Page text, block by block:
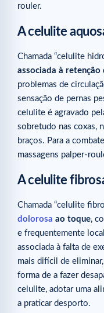
rouler.
A celulite
Chamada “celulite
associada à retenção
problemas de
sensação de pernas
celulite é agravado
sobretudo nas coxas,
braços. Para a
massagens palper-
A celulite
Chamada “celulite
dolorosa ao toque,
e frequentemente
associada à falta de
mais difícil de
forma de a fazer
celulite, adotar uma
a praticar desporto.